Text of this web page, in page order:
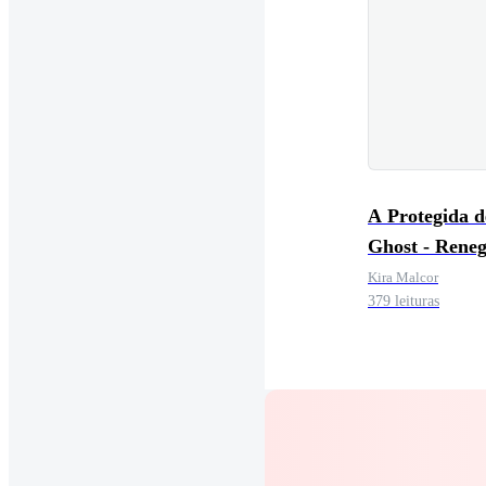
A Protegida
Ghost -
MC
Kira Malcor
379 leituras